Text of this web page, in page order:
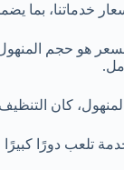
خدماتنا،
هو حجم
كان التنظيف
تلعب دورًا